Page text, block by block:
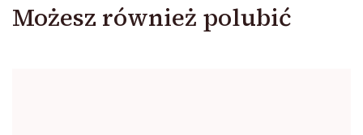
Możesz również polubić